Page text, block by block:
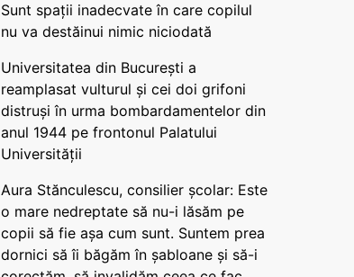
Sunt spații inadecvate în care copilul
nu va destăinui nimic niciodată
Universitatea din București a
reamplasat vulturul și cei doi grifoni
distruși în urma bombardamentelor din
anul 1944 pe frontonul Palatului
Universității
Aura Stănculescu, consilier școlar: Este
o mare nedreptate să nu-i lăsăm pe
copii să fie așa cum sunt. Suntem prea
dornici să îi băgăm în șabloane și să-i